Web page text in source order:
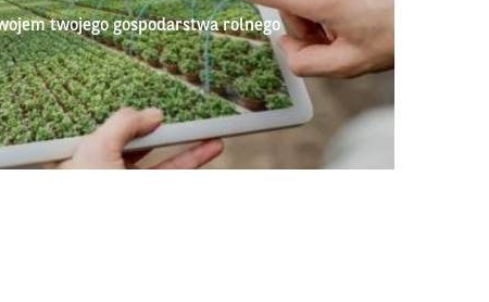
twojego gospodarstwa rolnego